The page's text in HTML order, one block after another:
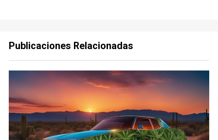
Publicaciones Relacionadas